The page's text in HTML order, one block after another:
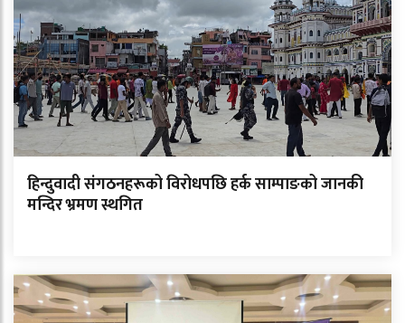
हिन्दुवादी संगठनहरूको विरोधपछि हर्क साम्पाङको जानकी
मन्दिर भ्रमण स्थगित